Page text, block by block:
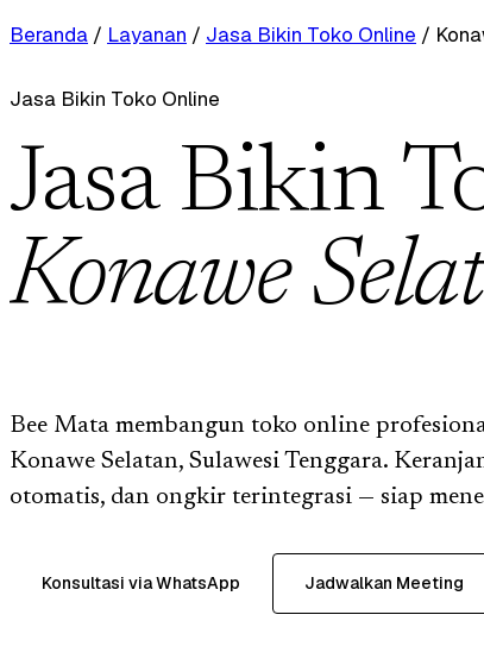
Beranda / Layanan / Jasa Bikin Toko Online /
Jasa Bikin Toko Online
Jasa Bikin
Konawe
Bee Mata membangun toko online
Konawe Selatan, Sulawesi Tenggara.
otomatis, dan ongkir terintegrasi — siap
Konsultasi via WhatsApp Jadwalkan Meeting